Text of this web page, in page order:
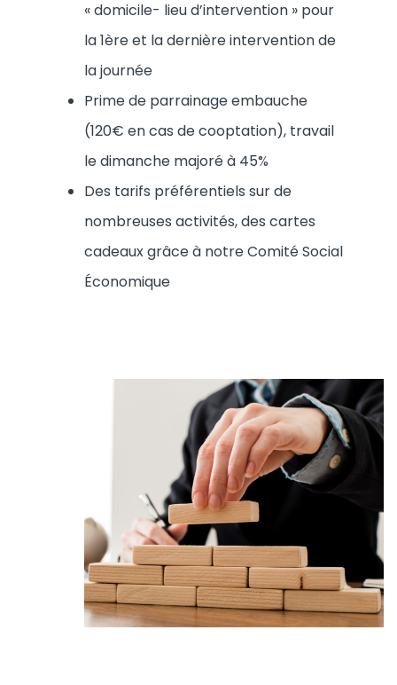
« domicile- lieu d’intervention » pour
la 1ère et la dernière intervention de
la journée
Prime de parrainage embauche
(120€ en cas de cooptation), travail
le dimanche majoré à 45%
Des tarifs préférentiels sur de
nombreuses activités, des cartes
cadeaux grâce à notre Comité Social
Économique